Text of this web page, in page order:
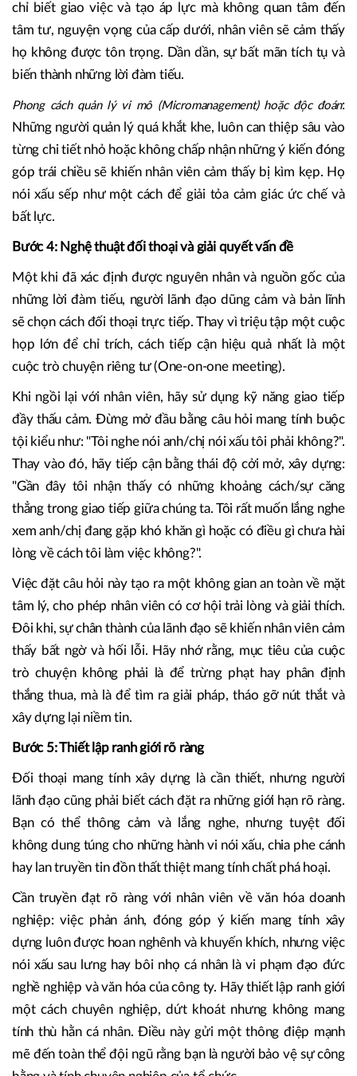
chỉ biết giao việc và tạo áp lực mà không quan tâm đến
tâm tư, nguyện vọng của cấp dưới, nhân viên sẽ cảm thấy
họ không được tôn trọng. Dần dần, sự bất mãn tích tụ và
biến thành những lời đàm tiếu.
Phong cách quản lý vi mô (Micromanagement) hoặc độc đoán:
Những người quản lý quá khắt khe, luôn can thiệp sâu vào
từng chi tiết nhỏ hoặc không chấp nhận những ý kiến đóng
góp trái chiều sẽ khiến nhân viên cảm thấy bị kìm kẹp. Họ
nói xấu sếp như một cách để giải tỏa cảm giác ức chế và
bất lực.
Bước 4: Nghệ thuật đối thoại và giải quyết vấn đề
Một khi đã xác định được nguyên nhân và nguồn gốc của
những lời đàm tiếu, người lãnh đạo dũng cảm và bản lĩnh
sẽ chọn cách đối thoại trực tiếp. Thay vì triệu tập một cuộc
họp lớn để chỉ trích, cách tiếp cận hiệu quả nhất là một
cuộc trò chuyện riêng tư (One-on-one meeting).
Khi ngồi lại với nhân viên, hãy sử dụng kỹ năng giao tiếp
đầy thấu cảm. Đừng mở đầu bằng câu hỏi mang tính buộc
tội kiểu như: "Tôi nghe nói anh/chị nói xấu tôi phải không?".
Thay vào đó, hãy tiếp cận bằng thái độ cởi mở, xây dựng:
"Gần đây tôi nhận thấy có những khoảng cách/sự căng
thẳng trong giao tiếp giữa chúng ta. Tôi rất muốn lắng nghe
xem anh/chị đang gặp khó khăn gì hoặc có điều gì chưa hài
lòng về cách tôi làm việc không?".
Việc đặt câu hỏi này tạo ra một không gian an toàn về mặt
tâm lý, cho phép nhân viên có cơ hội trải lòng và giải thích.
Đôi khi, sự chân thành của lãnh đạo sẽ khiến nhân viên cảm
thấy bất ngờ và hối lỗi. Hãy nhớ rằng, mục tiêu của cuộc
trò chuyện không phải là để trừng phạt hay phân định
thắng thua, mà là để tìm ra giải pháp, tháo gỡ nút thắt và
xây dựng lại niềm tin.
Bước 5: Thiết lập ranh giới rõ ràng
Đối thoại mang tính xây dựng là cần thiết, nhưng người
lãnh đạo cũng phải biết cách đặt ra những giới hạn rõ ràng.
Bạn có thể thông cảm và lắng nghe, nhưng tuyệt đối
không dung túng cho những hành vi nói xấu, chia phe cánh
hay lan truyền tin đồn thất thiệt mang tính chất phá hoại.
Cần truyền đạt rõ ràng với nhân viên về văn hóa doanh
nghiệp: việc phản ánh, đóng góp ý kiến mang tính xây
dựng luôn được hoan nghênh và khuyến khích, nhưng việc
nói xấu sau lưng hay bôi nhọ cá nhân là vi phạm đạo đức
nghề nghiệp và văn hóa của công ty. Hãy thiết lập ranh giới
một cách chuyên nghiệp, dứt khoát nhưng không mang
tính thù hằn cá nhân. Điều này gửi một thông điệp mạnh
mẽ đến toàn thể đội ngũ rằng bạn là người bảo vệ sự công